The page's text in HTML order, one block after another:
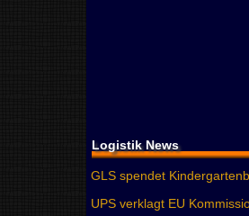
Logistik News
GLS spendet
UPS verklagt EU